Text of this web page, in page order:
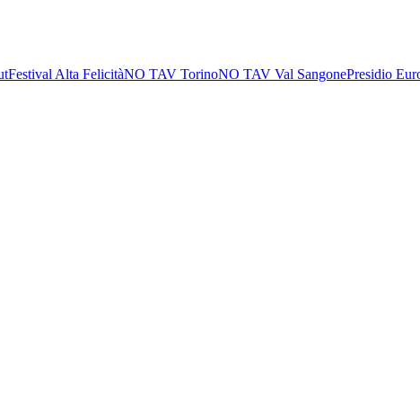
Festival Alta FelicitàNO TAV TorinoNO TAV Val SangonePresidio